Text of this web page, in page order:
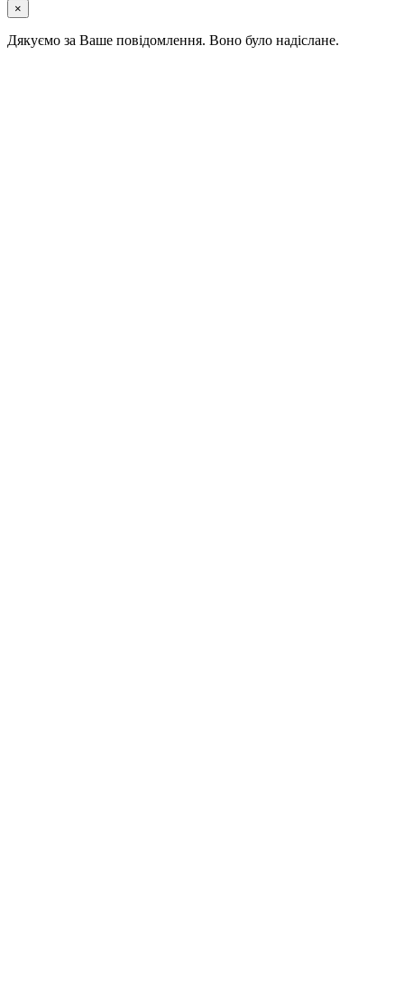
×
Дякуємо за Ваше повідомлення. Воно було надіслане.